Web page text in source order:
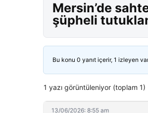
Mersin’de
şüpheli
Bu konu 0 yanıt içerir, 1 izleyen
1 yazı görüntüleniyor (toplam 1)
13/06/2026: 8:55 am